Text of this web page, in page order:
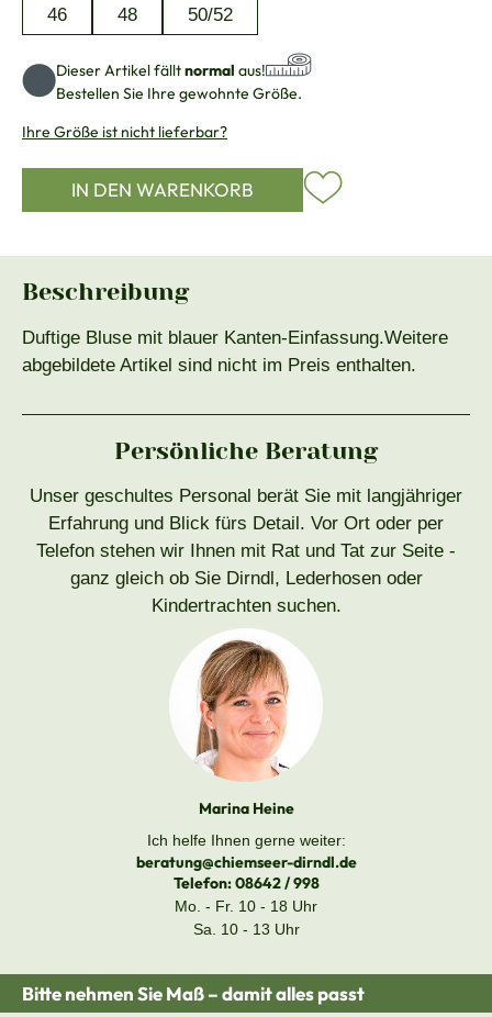
46
48 50/52
Dieser Artikel fälltnormal aus!
Bestellen Sie Ihre gewohnte Größe.
Ihre Größe ist nicht lieferbar?
IN DEN WARENKORB
Beschreibung
Duftige Bluse mit blauer Kanten-Einfassung.Weitere
abgebildete Artikel sind nicht im Preis enthalten.
Persönliche Beratung
Unser geschultes Personal berät Sie mit langjähriger
Erfahrung und Blick fürs Detail. Vor Ort oder per
Telefon stehen wir Ihnen mit Rat und Tat zur Seite -
ganz gleich ob Sie Dirndl, Lederhosen oder
Kindertrachten suchen.
Marina Heine
Ich helfe Ihnen gerne weiter:
beratung@chiemseer-dirndl.de
Telefon:08642 / 998
Mo. - Fr. 10 - 18 Uhr
Sa. 10 - 13 Uhr
Bitte nehmen Sie Maß – damit alles passt